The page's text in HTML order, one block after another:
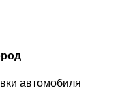
автомобиля